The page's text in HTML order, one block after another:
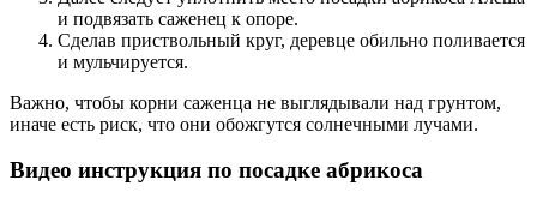
и подвязать саженец к опоре.
Сделав приствольный круг, деревце обильно поливается
и мульчируется.
Важно, чтобы корни саженца не выглядывали над грунтом,
иначе есть риск, что они обожгутся солнечными лучами.
Видео инструкция по посадке абрикоса